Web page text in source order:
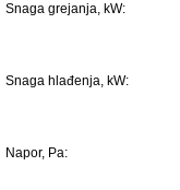
Snaga grejanja, kW:
Snaga hlađenja, kW:
Napor, Pa: